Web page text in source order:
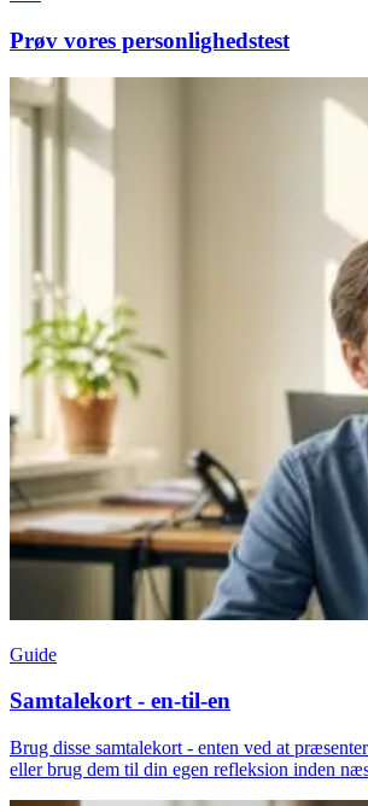
Prøv vores personlighedstest
Guide
Samtalekort - en-til-en
Brug disse samtalekort - enten ved at
eller brug dem til din egen refleksion inden